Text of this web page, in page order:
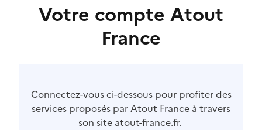
Votre compte Atout
France
Connectez-vous ci-dessous pour profiter des
services proposés par Atout France à travers
son site atout-france.fr.